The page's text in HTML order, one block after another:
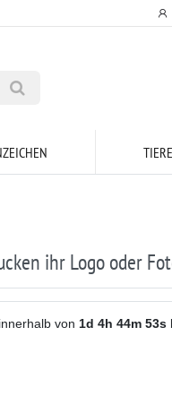
ihr Logo oder
von 1d 4h 44m 53s